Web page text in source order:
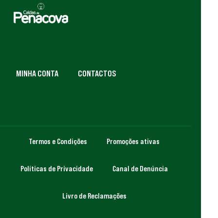
MINHA CONTA CONTACTOS
Termos e Condições Promoções ativas
Políticas de Privacidade Canal de Denúncia
Livro de Reclamações